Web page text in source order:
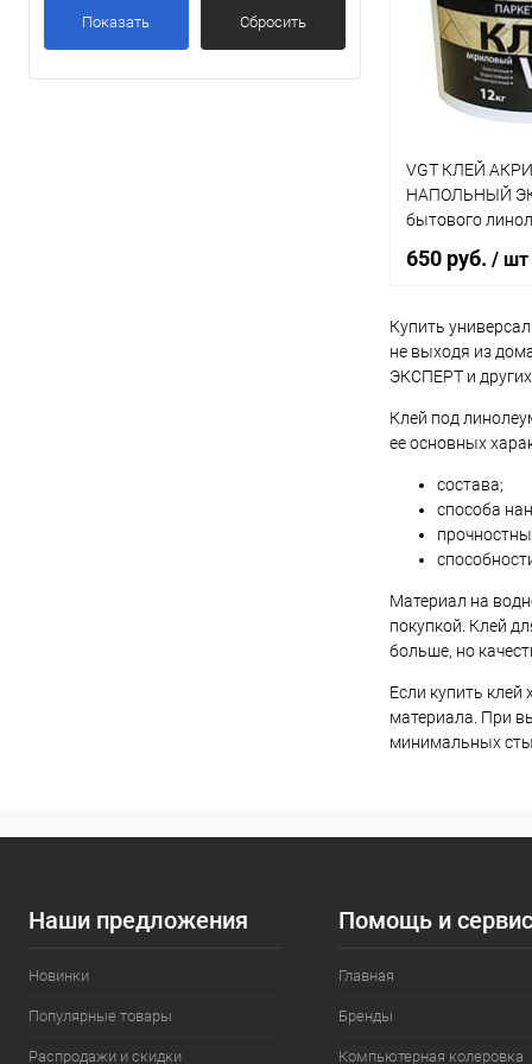
Бежевый
Показать Сбросить
В избранное
VGT КЛЕЙ
НАПОЛЬНЫЙ
бытового
ковролина (3кг)
650 руб. / шт
В
Купить в 1
В избранное
Купить
не выходя из
ЭКСПЕРТ и
Клей под
ее основных
состава;
способа
Материал на
покупкой. Клей
больше, но
Если купить
материала. При
минимальных
Наши предложения
Новинки
Популярные товары
Распродажи и скидки
Помощь и
Главная
Бренды
Компьютерная колеровка